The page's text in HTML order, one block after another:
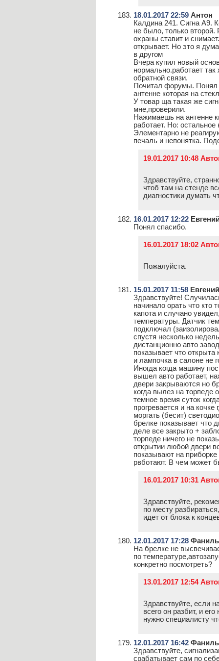
18.01.2017 22:59 Антон
Калдина 241. Сигна А9.
не было, только второй.
охраны ставит и
открывает. Но это я
в другом
Вчера купил новый
нормально.работает
обратной связи.
Почитал форумы. Понял
антенне которая на
У товар ща такая же
мне,проверили.
Нажимаешь на антенне
работает. Но:
Элементарно не
печаль и непонятка.
19.01.2017 10:48
Здравствуйте,
чтоб там на стенде
диагностики думать
16.01.2017 12:22
Понял спасибо.
16.01.2017 18:02
Пожалуйста.
15.01.2017 11:58
Здравствуйте!
начинало орать что кто
капота и случано
температуры. Датчик
подключал
спустя несколько
дистанционно авто
показывает что открыта
и лампочка в салоне не
Иногда когда машину
вышел авто работает,
двери закрываются но
когда вылез на торпеде
темное время суток
прогревается и на
моргать (бесит)
брелке показывает что
деле все закрыто +
торпеде ничего не
открытии любой двери
показывают на
рвботают. В чем может
16.01.2017 10:31
Здравствуйте,
по месту
идет от блока к
12.01.2017 17:28 Фаниль
На брелке не
по
конкретно посмотреть?
13.01.2017 12:54
Здравствуйте, если
всего он разбит, и
нужно специалисту
12.01.2017 16:42 Фаниль
Здравствуйте,
срабатывает сам по